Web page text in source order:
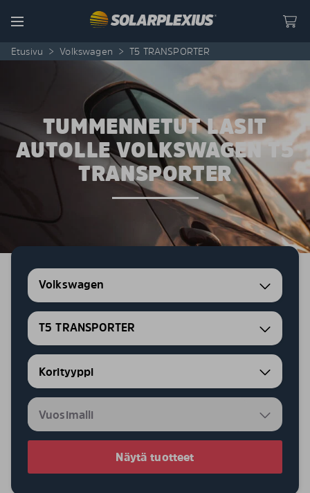
Menu
Etusivu > Volkswagen > T5 TRANSPORTER
TUMMENNETUT LASIT
AUTOLLE VOLKSWAGEN T5
TRANSPORTER
Volkswagen
T5 TRANSPORTER
Näytä tuotteet